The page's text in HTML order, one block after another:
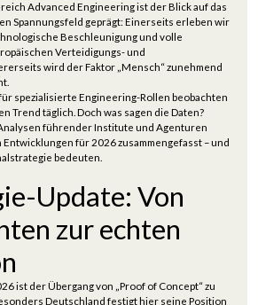
Advanced Engineering ist der Blick auf das
Spannungsfeld geprägt: Einerseits erleben wir
Beschleunigung und volle
Verteidigungs- und
wird der Faktor „Mensch“ zunehmend
spezialisierte Engineering-Rollen beobachten
Trend täglich. Doch was sagen die Daten?
führender Institute und Agenturen
für 2026 zusammengefasst – und
bedeuten.
Update: Von
zur echten
ist der Übergang von „Proof of Concept“ zu
Deutschland festigt hier seine Position